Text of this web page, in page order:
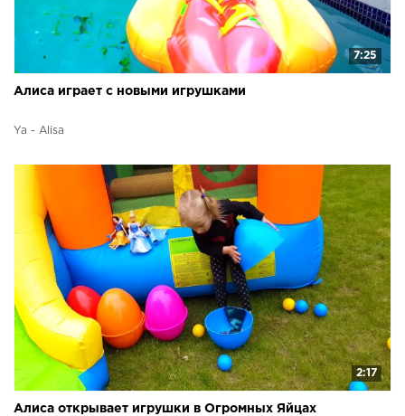
7:25
Алиса играет с новыми игрушками
Ya - Alisa
2:17
Алиса открывает игрушки в Огромных Яйцах